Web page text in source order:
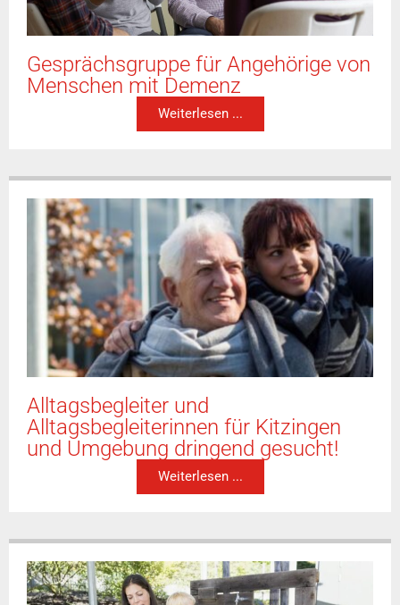
Gesprächsgruppe für Angehörige von
Menschen mit Demenz
Weiterlesen ...
Alltagsbegleiter und
Alltagsbegleiterinnen für Kitzingen
und Umgebung dringend gesucht!
Weiterlesen ...